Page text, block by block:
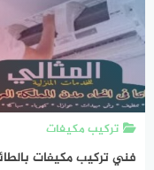
تركيب مكيفات